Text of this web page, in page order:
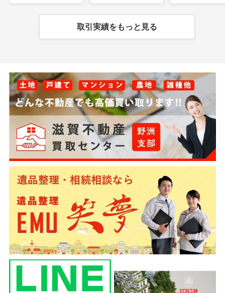
取引実績をもっと見る